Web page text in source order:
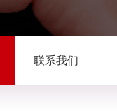
联系我们